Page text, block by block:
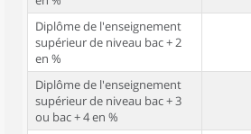
Diplôme de l'enseignement
supérieur de niveau bac + 2
en %
Diplôme de l'enseignement
supérieur de niveau bac + 3
ou bac + 4 en %